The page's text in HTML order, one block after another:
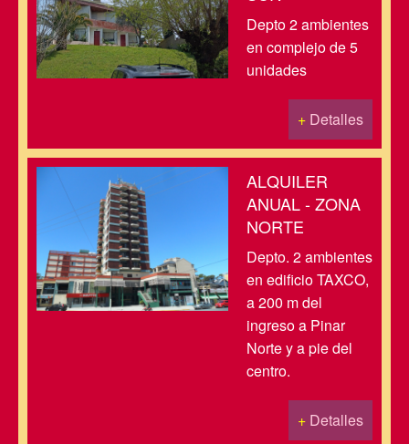
Depto 2 ambientes
en complejo de 5
unidades
+ Detalles
ALQUILER
ANUAL - ZONA
NORTE
Depto. 2 ambientes
en edificio TAXCO,
a 200 m del
ingreso a Pinar
Norte y a pie del
centro.
+ Detalles